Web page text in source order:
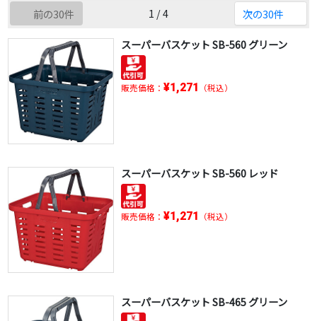
前の30件 1 / 4 次の30件
スーパーバスケット SB-560 グリーン
販売価格： ¥1,271 （税込）
スーパーバスケット SB-560 レッド
販売価格： ¥1,271 （税込）
スーパーバスケット SB-465 グリーン